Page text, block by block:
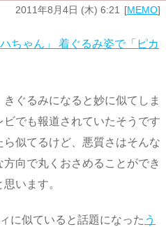
2011年8月4日 (木) 6:21 MEMO
ちゃん」 着ぐるみ姿で「ピカ
ぐるみになると妙に似てしま
でも報道されていたそうです
似てるけど、悪質さはそんな
向で丸くおさめることができ
います。
に似ていると話題になった う